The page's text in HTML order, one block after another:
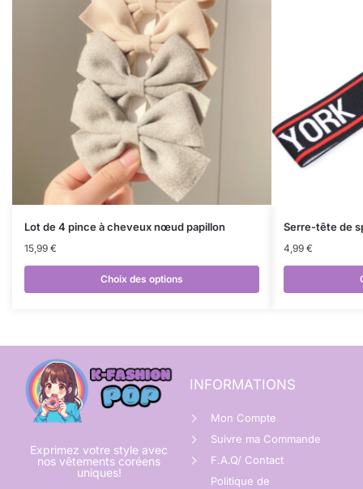
Lot de 4 pince à cheveux nœud papillon
15,99 €
Choix des options
Serre-tête de
4,99 €
Exprimez votre style avec
nos vêtements coréens
uniques!
INFORMATIONS
Mon Compte
Suivre ma Commande
F.A.Q/ Contact
Politique de